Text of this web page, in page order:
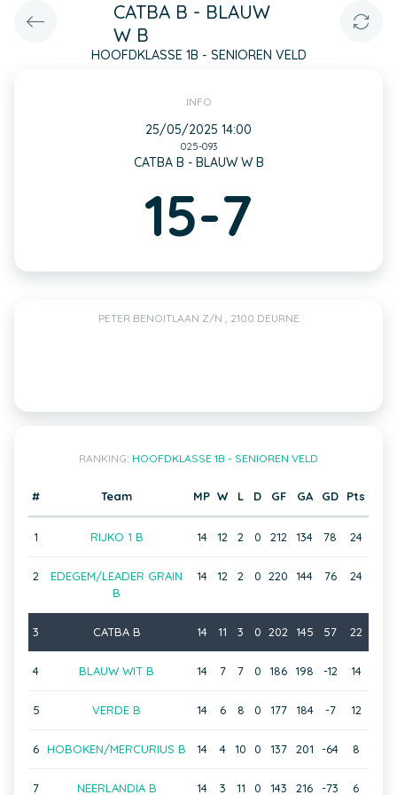
CATBA B - BLAUW
W B
HOOFDKLASSE 1B - SENIOREN VELD
INFO
25/05/2025 14:00
025-093
CATBA B - BLAUW W B
15-7
PETER BENOITLAAN Z/N , 2100 DEURNE
RANKING: HOOFDKLASSE 1B - SENIOREN VELD
# Team MP W L D GF GA GD Pts
1 RIJKO 1 B 14 12 2 0 212 134 78 24
2
EDEGEM/LEADER GRAIN
B
14 12 2 0 220 144 76 24
3 CATBA B 14 11 3 0 202 145 57 22
4 BLAUW WIT B 14 7 7 0 186 198 -12 14
5 VERDE B 14 6 8 0 177 184 -7 12
6 HOBOKEN/MERCURIUS B 14 4 10 0 137 201 -64 8
7 NEERLANDIA B 14 3 11 0 143 216 -73 6